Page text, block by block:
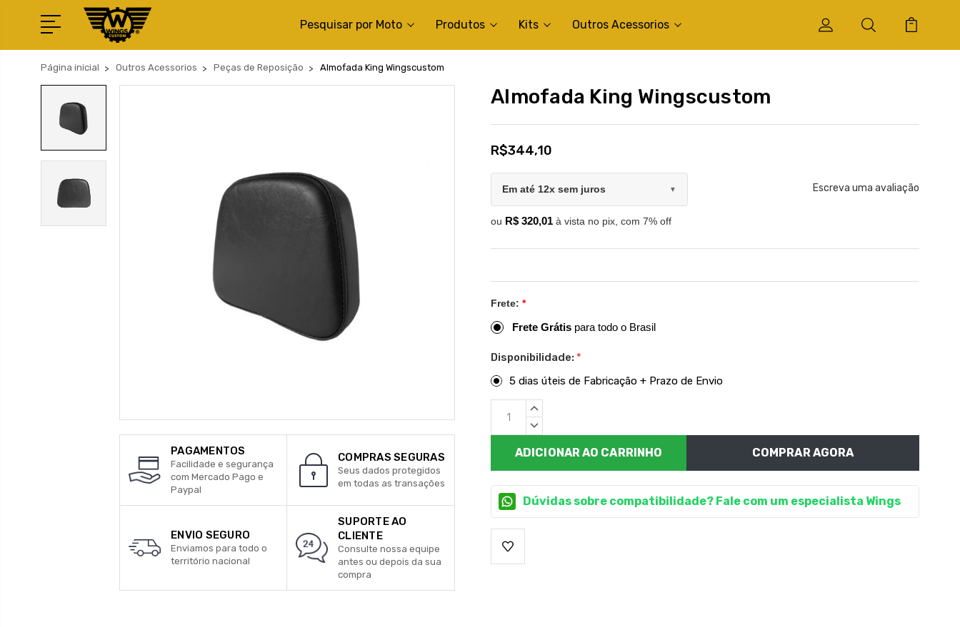
Pesquisar por Moto Produtos Kits Outros Acessorios
Página inicial Outros Acessorios Peças de Reposição Almofada King Wingscustom
PAGAMENTOS
Facilidade e segurança
com Mercado Pago e
Paypal
COMPRAS SEGURAS
Seus dados protegidos
em todas as transações
ENVIO SEGURO
Enviamos para todo o
território nacional
SUPORTE AO
CLIENTE
Consulte nossa equipe
antes ou depois da sua
compra
Almofada King Wingscustom
R$344,10
Em até 12x sem juros ▼
ou R$ 320,01 à vista no pix, com 7% off
Escreva uma avaliação
Frete: *
Frete Grátis para todo o Brasil
Disponibilidade: *
5 dias úteis de Fabricação + Prazo de Envio
Estoque
atual:
QUANTIDADE
QUANTIDADE
COMPRAR AGORA
Dúvidas sobre compatibilidade? Fale com um especialista Wings